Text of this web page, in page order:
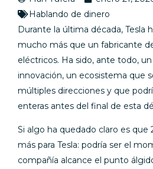
Hablando de dinero
Durante la última década, Tesla
mucho más que un fabricante
eléctricos. Ha sido, ante todo,
innovación, un ecosistema que
múltiples direcciones y que
enteras antes del final de esta
Si algo ha quedado claro es que
más para Tesla: podría ser el
compañía alcance el punto